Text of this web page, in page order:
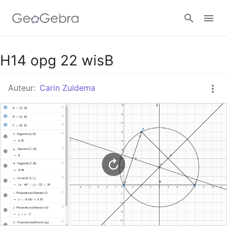
Google Classroom
GeoGebra Klaslokaal
Aanmelden
H14 opg 22 wisB
Auteur: Carin Zuidema